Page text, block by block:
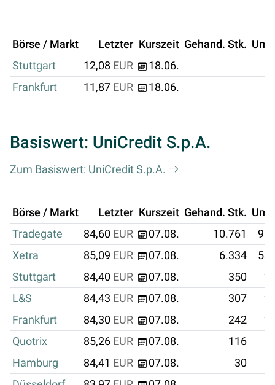
Börse / Markt Letzter Kurszeit Gehand. Stk.
Stuttgart
12,08 EUR
18.06.
Frankfurt
11,87 EUR 18.06.
Basiswert: UniCredit S.p.A.
Zum Basiswert: UniCredit S.p.A.
Börse / Markt Letzter Kurszeit Gehand. Stk.
Tradegate
84,60 EUR 07.08. 10.761
Xetra
85,09 EUR 07.08. 6.334
Stuttgart
84,40 EUR 07.08. 350
L&S
84,43 EUR 07.08. 307
Frankfurt
84,30 EUR 07.08. 242
Quotrix
85,26 EUR 07.08. 116
Hamburg
84,41 EUR 07.08. 30